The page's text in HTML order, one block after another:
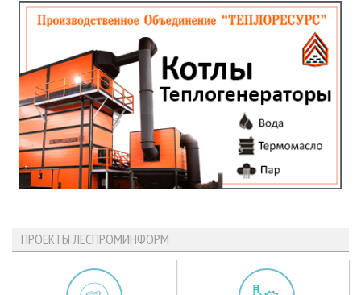
ПРОЕКТЫ ЛЕСПРОМИНФОРМ